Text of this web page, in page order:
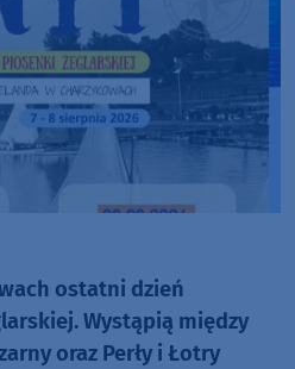
ostatni dzień
Wystąpią między
oraz Perły i Łotry